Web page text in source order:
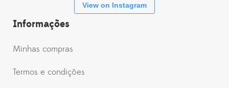
View on Instagram
Informações
Minhas compras
Termos e condições